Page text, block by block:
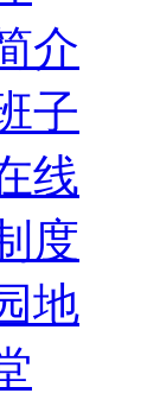
介
子
线
度
地